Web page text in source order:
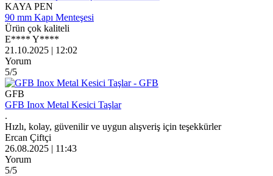
KAYA PEN
90 mm Kapı Menteşesi
Ürün çok kaliteli
E**** Y****
21.10.2025 | 12:02
Yorum
5/5
GFB
GFB Inox Metal Kesici Taşlar
.
Hızlı, kolay, güvenilir ve uygun alışveriş için teşekkürler
Ercan Çiftçi
26.08.2025 | 11:43
Yorum
5/5